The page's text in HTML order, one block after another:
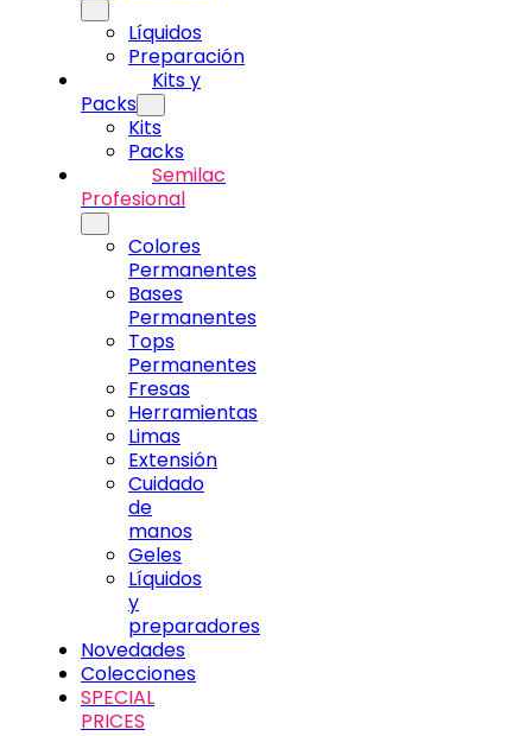
Líquidos
Preparación
Kits y
Packs
Kits
Packs
Semilac
Profesional
Colores
Permanentes
Bases
Permanentes
Tops
Permanentes
Fresas
Herramientas
Limas
Extensión
Cuidado
de
manos
Geles
Líquidos
y
preparadores
Novedades
Colecciones
SPECIAL
PRICES